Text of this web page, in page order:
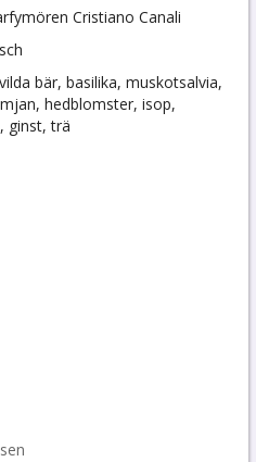
Cristiano Canali
bär, basilika, muskotsalvia,
hedblomster, isop,
ginst, trä